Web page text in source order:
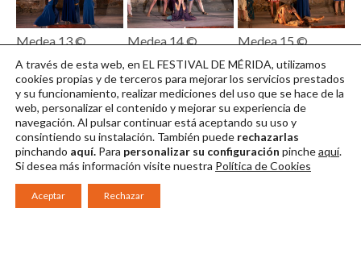
Medea 13 ©
Festival de Mérida
/ Jero Morales
Descargar en alta
Medea 14 ©
Festival de Mérida
/ Jero Morales
Descargar en alta
Medea 15 ©
Festival de Mérida
/ Jero Morales
Descargar en alta
A través de esta web, en EL FESTIVAL DE MÉRIDA, utilizamos
cookies propias y de terceros para mejorar los servicios prestados
y su funcionamiento, realizar mediciones del uso que se hace de la
web, personalizar el contenido y mejorar su experiencia de
navegación. Al pulsar continuarestá aceptando su uso y
consintiendo su instalación. También puede rechazarlas
pinchando aquí. Para personalizar su configuración pincheaquí.
Si desea más información visite nuestra Política de Cookies
Aceptar Rechazar